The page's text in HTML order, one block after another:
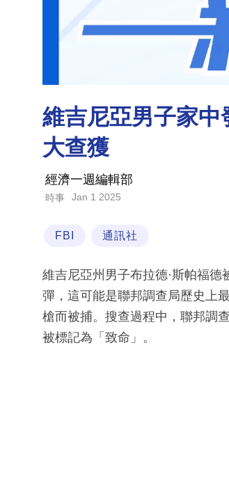
維吉尼亞男子家
大查獲
經濟一週編輯部
時事 Jan 1 2025
FBI 通訊社
維吉尼亞州男子布拉德·斯帕福
彈，這可能是聯邦調查局歷史上
槍而被捕。搜查過程中，聯邦調
被標記為「致命」。